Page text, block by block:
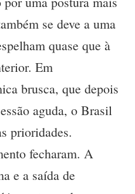
se deve a uma
quase que à
Em
brusca, que depois
aguda, o Brasil
prioridades.
fecharam. A
e a saída de